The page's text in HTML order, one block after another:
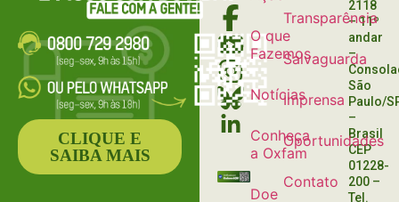
O que
Fazemos
Notícias
Conheça
a Oxfam
Doe
Transparência
Salvaguarda
Imprensa
Oportunidades
Contato
2118
– 11º
andar
–
São
Paulo/
–
Brasil
CEP
01228-
200 –
Tel.
CLIQUE E
SAIBA MAIS